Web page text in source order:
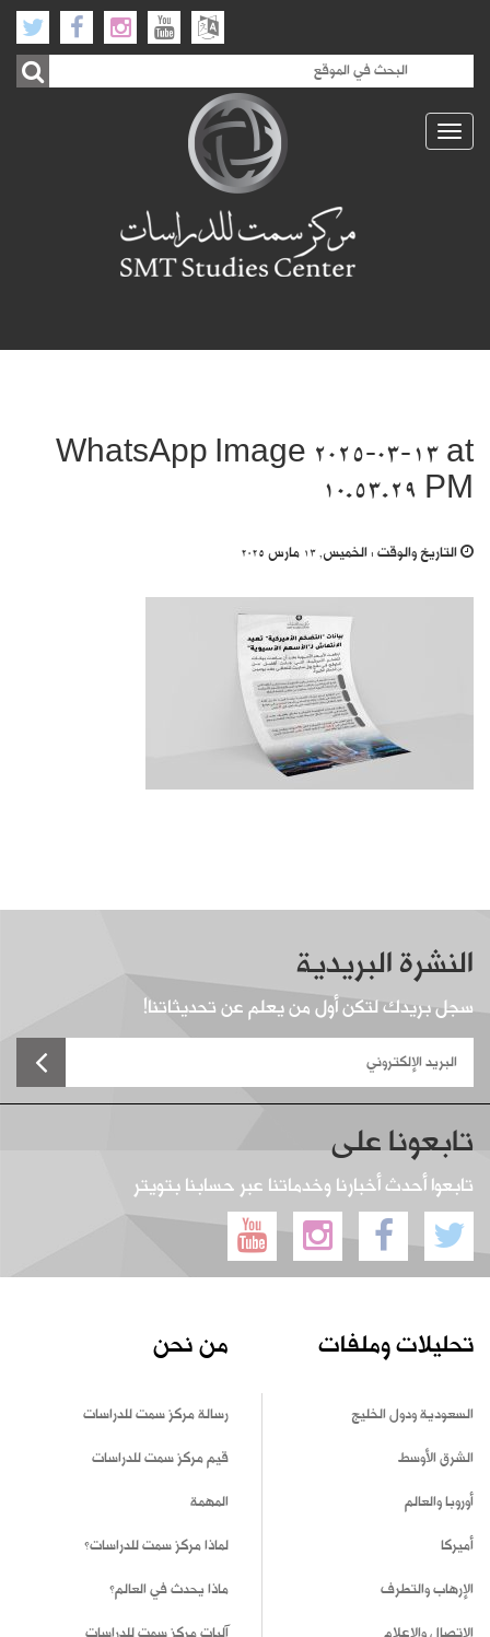
Toggle
navigation
WhatsApp Image 2025-03-13 at
10.53.29 PM
التاريخ والوقت :الخميس, 13 مارس 2025
النشرة البريدية
سجل بريدك لتكن أول من يعلم عن تحديثاتنا!
تابعونا على
تابعوا أحدث أخبارنا وخدماتنا عبر حسابنا بتويتر
تحليلات وملفات
السعودية ودول الخليج
الشرق الأوسط
أوروبا والعالم
أميركا
الإرهاب والتطرف
من نحن
رسالة مركز سمت للدراسات
قيم مركز سمت للدراسات
المهمة
لماذا مركز سمت للدراسات؟
ماذا يحدث في العالم؟